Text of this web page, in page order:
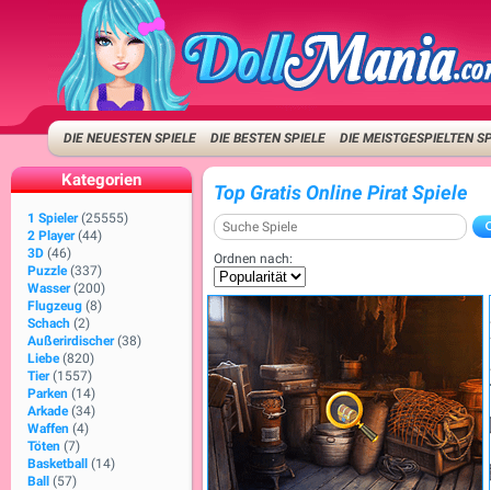
DIE NEUESTEN SPIELE DIE BESTEN SPIELE DIE MEISTGESPIELTEN
Kategorien
1 Spieler (25555)
2 Player (44)
3D (46)
Puzzle (337)
Wasser (200)
Flugzeug (8)
Schach (2)
Außerirdischer (38)
Liebe (820)
Tier (1557)
Parken (14)
Arkade (34)
Waffen (4)
Töten (7)
Basketball
(14)
Ball
(57)
Top Gratis Online Pirat Spiele
Ordnen nach: